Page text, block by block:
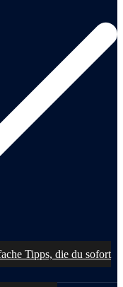
Tipps, die du sofort